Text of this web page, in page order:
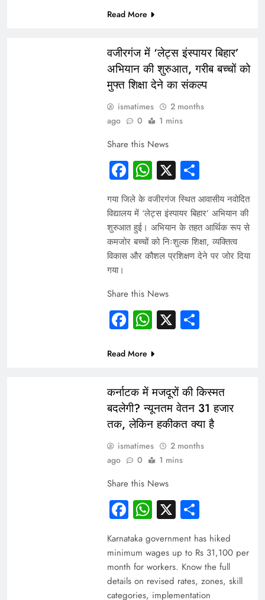
Read More
वजीरगंज में ‘लेट्स इंस्पायर बिहार’
अभियान की शुरुआत, गरीब बच्चों को
मुफ्त शिक्षा देने का संकल्प
ismatimes
2 months
ago
0 1 mins
Share this News
Facebook
WhatsApp
X Share
गया जिले के वजीरगंज स्थित आवासीय नवोदित
विद्यालय में ‘लेट्स इंस्पायर बिहार’ अभियान की
शुरुआत हुई। अभियान के तहत आर्थिक रूप से
कमजोर बच्चों को निःशुल्क शिक्षा, व्यक्तित्व
विकास और कौशल प्रशिक्षण देने पर जोर दिया
गया।
Share this News
Facebook
WhatsApp
X Share
Read More
कर्नाटक में मजदूरों की किस्मत
बदलेगी? न्यूनतम वेतन 31 हजार
तक, लेकिन हकीकत क्या है
ismatimes
2 months
ago
0 1 mins
Share this News
Facebook
WhatsApp
X Share
Karnataka government has hiked
minimum wages up to Rs 31,100 per
month for workers. Know the full
details on revised rates, zones, skill
categories, implementation